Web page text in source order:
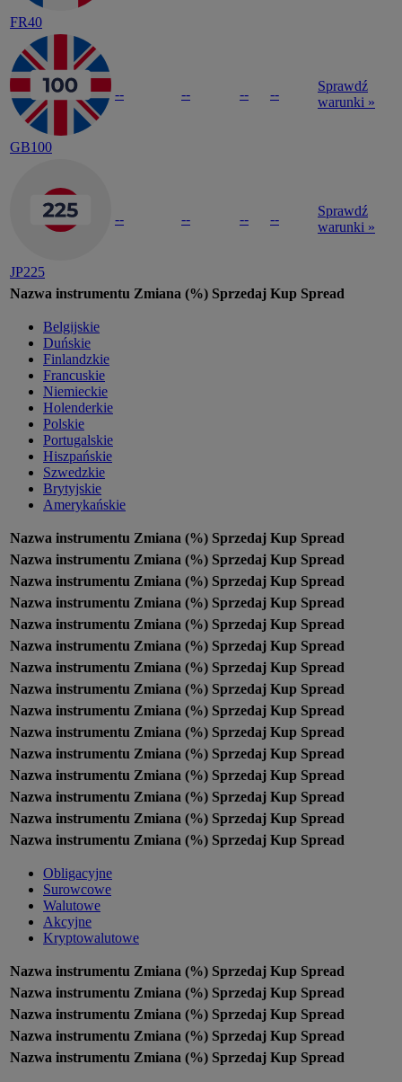
FR40
GB100
-- -- -- --
Sprawdź
warunki »
JP225
-- -- -- --
Sprawdź
warunki »
Nazwa instrumentu Zmiana (%) Sprzedaj Kup Spread
Belgijskie
Duńskie
Finlandzkie
Francuskie
Niemieckie
Holenderkie
Polskie
Portugalskie
Hiszpańskie
Szwedzkie
Brytyjskie
Amerykańskie
Nazwa instrumentu Zmiana (%) Sprzedaj Kup Spread
Nazwa instrumentu Zmiana (%) Sprzedaj Kup Spread
Nazwa instrumentu Zmiana (%) Sprzedaj Kup Spread
Nazwa instrumentu Zmiana (%) Sprzedaj Kup Spread
Nazwa instrumentu Zmiana (%) Sprzedaj Kup Spread
Nazwa instrumentu Zmiana (%) Sprzedaj Kup Spread
Nazwa instrumentu Zmiana (%) Sprzedaj Kup Spread
Nazwa instrumentu Zmiana (%) Sprzedaj Kup Spread
Nazwa instrumentu Zmiana (%) Sprzedaj Kup Spread
Nazwa instrumentu Zmiana (%) Sprzedaj Kup Spread
Nazwa instrumentu Zmiana (%) Sprzedaj Kup Spread
Nazwa instrumentu Zmiana (%) Sprzedaj Kup Spread
Nazwa instrumentu Zmiana (%) Sprzedaj Kup Spread
Nazwa instrumentu Zmiana (%) Sprzedaj Kup Spread
Nazwa instrumentu Zmiana (%) Sprzedaj Kup Spread
Obligacyjne
Surowcowe
Walutowe
Akcyjne
Kryptowalutowe
Nazwa instrumentu Zmiana (%) Sprzedaj Kup Spread
Nazwa instrumentu Zmiana (%) Sprzedaj Kup Spread
Nazwa instrumentu Zmiana (%) Sprzedaj Kup Spread
Nazwa instrumentu Zmiana (%) Sprzedaj Kup Spread
Nazwa instrumentu Zmiana (%) Sprzedaj Kup Spread